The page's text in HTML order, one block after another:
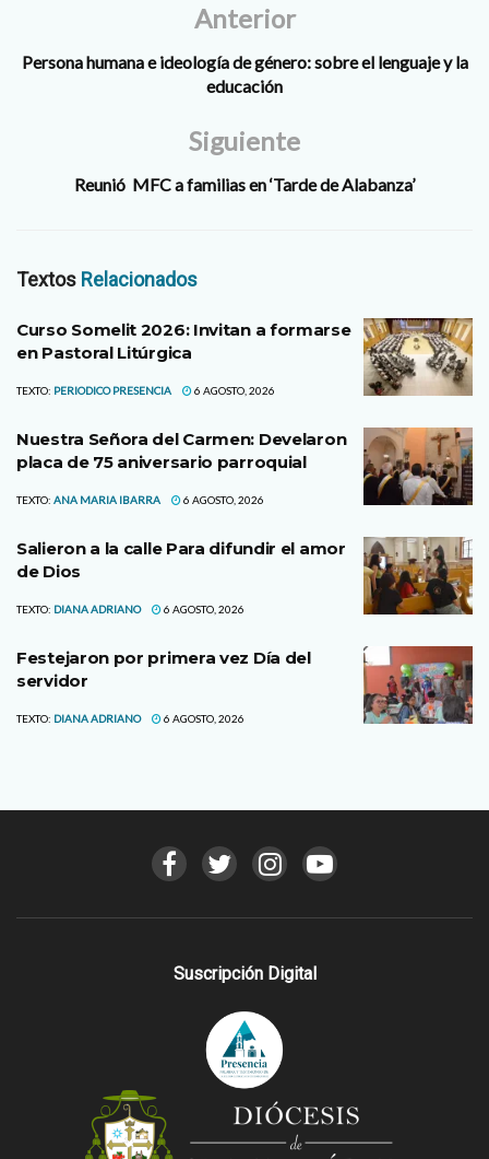
Anterior
Persona humana e ideología de género: sobre el lenguaje y la
educación
Siguiente
Reunió MFC a familias en ‘Tarde de Alabanza’
Textos Relacionados
Curso Somelit 2026: Invitan a formarse
en Pastoral Litúrgica
TEXTO: PERIODICO PRESENCIA 6 AGOSTO, 2026
Nuestra Señora del Carmen: Develaron
placa de 75 aniversario parroquial
TEXTO: ANA MARIA IBARRA 6 AGOSTO, 2026
Salieron a la calle Para difundir el amor
de Dios
TEXTO: DIANA ADRIANO 6 AGOSTO, 2026
Festejaron por primera vez Día del
servidor
TEXTO: DIANA ADRIANO 6 AGOSTO, 2026
Suscripción Digital